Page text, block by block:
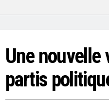
Une nouvelle
partis